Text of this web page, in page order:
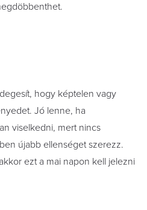
hogy képtelen vagy
Jó lenne, ha
viselkedni, mert nincs
újabb ellenséget szerezz.
ezt a mai napon kell jelezni